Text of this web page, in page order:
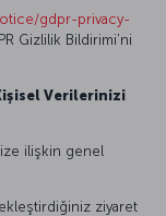
gdpr-privacy-
Gizlilik Bildirimi’ni
Verilerinizi
ilişkin genel
ziyaret